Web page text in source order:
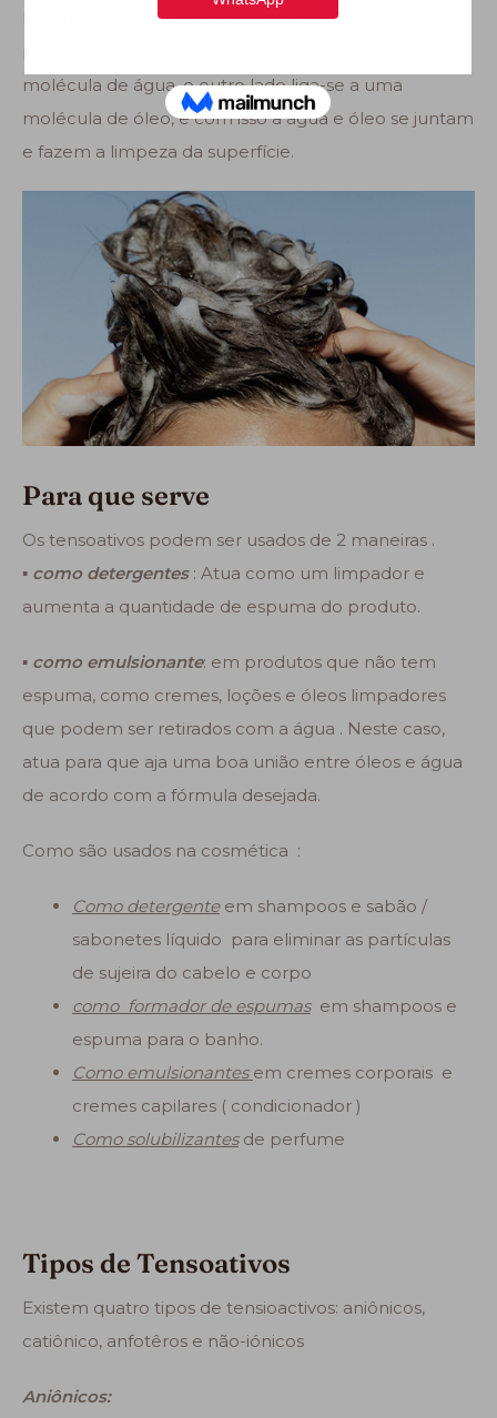
Esta molécula de duas cabeças serve como uma
molécula de água, o outro lado liga-se a uma
molécula de óleo, e com isso a água e óleo se juntam
e fazem a limpeza da superfície.
Para que serve
Os tensoativos podem ser usados de 2 maneiras .
▪ como detergentes: Atua como um limpador e
aumenta a quantidade de espuma do produto.
▪ como emulsionante: em produtos que não tem
espuma, como cremes, loções e óleos limpadores
que podem ser retirados com a água . Neste caso,
atua para que aja uma boa união entre óleos e água
de acordo com a fórmula desejada.
Como são usados na cosmética :
Como detergenteem shampoos e sabão /
sabonetes líquido para eliminar as partículas
de sujeira do cabelo e corpo
como formador de espumasem shampoos e
espuma para o banho.
Como emulsionantes em cremes corporais e
cremes capilares ( condicionador )
Como solubilizantesde perfume
Tipos de Tensoativos
Existem quatro tipos de tensioactivos: aniônicos,
catiônico, anfotêros e não-iónicos
Aniônicos: